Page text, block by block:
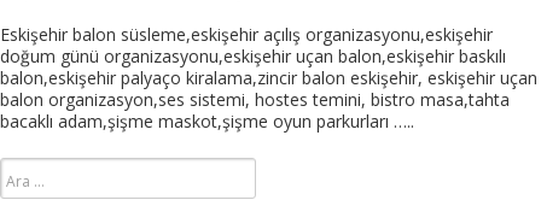
Eskişehir balon süsleme,eskişehir açılış organizasyonu,eskişehir
doğum günü organizasyonu,eskişehir uçan balon,eskişehir baskılı
balon,eskişehir palyaço kiralama,zincir balon eskişehir, eskişehir uçan
balon organizasyon,ses sistemi, hostes temini, bistro masa,tahta
bacaklı adam,şişme maskot,şişme oyun parkurları …..
Arama: